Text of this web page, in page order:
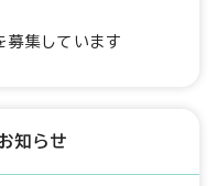
集しています
知らせ